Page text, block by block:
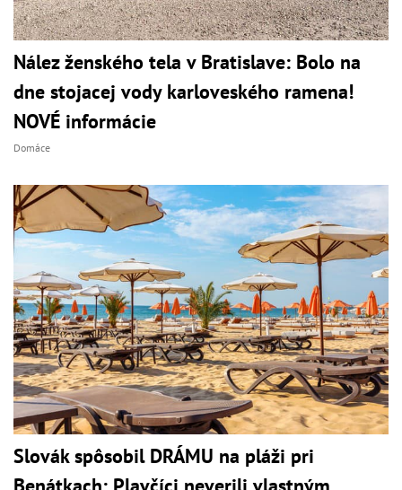
Nález ženského tela v Bratislave: Bolo na
dne stojacej vody karloveského ramena!
NOVÉ informácie
Domáce
Slovák spôsobil DRÁMU na pláži pri